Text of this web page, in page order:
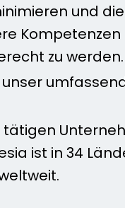
und
zu werden.
tätigen
ist in 34